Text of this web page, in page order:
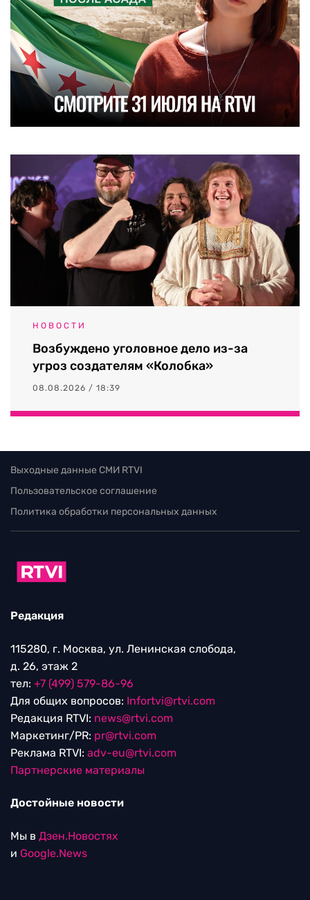
НОВОСТИ
Возбуждено уголовное дело из-за
угроз создателям «Колобка»
08.08.2026 / 18:39
Выходные данные СМИ RTVI
Пользовательское соглашение
Политика обработки персональных данных
Редакция
115280, г. Москва, ул. Ленинская слобода,
д. 26, этаж 2
тел: +7 (499) 579-86-96
Для общих вопросов: Infortvi@rtvi.com
Редакция RTVI: news@rtvi.com
Маркетинг/PR: pr@rtvi.com
Реклама RTVI: adv-eu@rtvi.com
Партнерские материалы
Достойные новости
Мы в Дзен.Новостях
и Google.News